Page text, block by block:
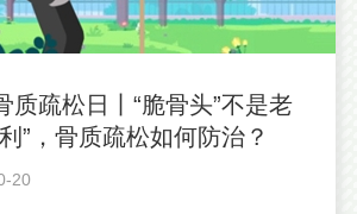
质疏松日丨“脆骨头”不是老
”，骨质疏松如何防治？
20